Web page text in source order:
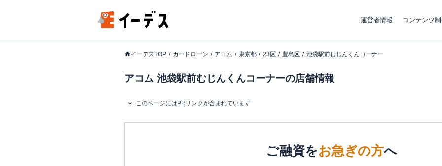
運営者情報 コンテンツ
イーデスTOP カードローン アコム 東京都 23区 豊島区 池袋駅前むじんくんコーナー
アコム 池袋駅前むじんくんコーナーの店舗情報
このページにはPRリンクが含まれています
ご融資をお急ぎの方へ